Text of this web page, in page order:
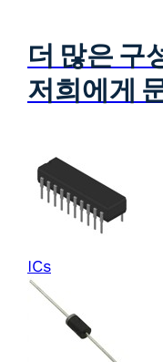
더 많은 구
저희에게
ICs